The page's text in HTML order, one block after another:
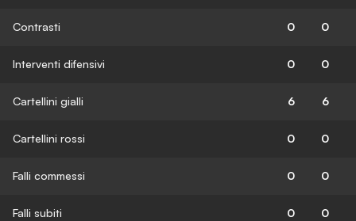
Contrasti 0 0
Interventi difensivi 0 0
Cartellini gialli 6 6
Cartellini rossi 0 0
Falli commessi 0 0
Falli subiti 0 0